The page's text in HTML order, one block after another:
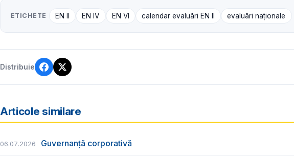
ETICHETE EN II EN IV EN VI calendar evaluări EN II evaluări naționale
Distribuie
Articole similare
06.07.2026 Guvernanță corporativă